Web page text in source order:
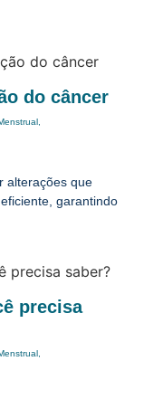
do câncer
,
alterações que
garantindo
precisa
,